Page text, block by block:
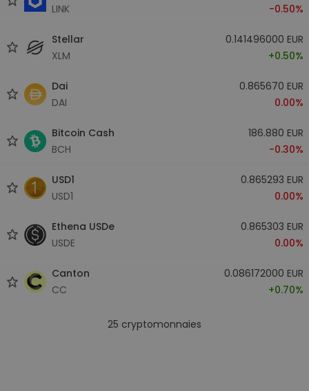
LINK
-0.50%
Stellar
XLM
0.141496000 EUR
+0.50%
Dai
DAI
0.865670 EUR
0.00%
Bitcoin Cash
BCH
186.880 EUR
-0.30%
USD1
USD1
0.865293 EUR
0.00%
Ethena USDe
USDE
0.865303 EUR
0.00%
Canton
CC
0.086172000 EUR
+0.70%
25 cryptomonnaies